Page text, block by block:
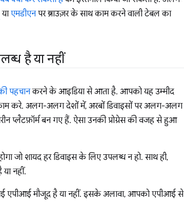
याएमडीएनपर ब्राउज़र के साथ काम करने वाली टेबल का
है या नहीं
पहचानकरने के आइडिया से आता है. आपको यह उम्मीद
करे. अलग-अलग देशों में, अरबों डिवाइसों पर अलग-अलग
प्लैटफ़ॉर्म बन गए हैं. ऐसा उनकी प्रोग्रेस की वजह से हुआ
शायद हर डिवाइस के लिए उपलब्ध न हो. साथ ही,
नहीं.
एपीआई मौजूद है या नहीं. इसके अलावा, आपको एपीआई से